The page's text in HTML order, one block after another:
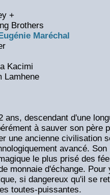
+
Brothers
Maréchal
Kacimi
Lamhene
ans, descendant d'une
à sauver son père
une ancienne civilisation
avancé.
le plus prisé des
monnaie d'échange.
si dangereux qu'il se
toutes-puissantes.